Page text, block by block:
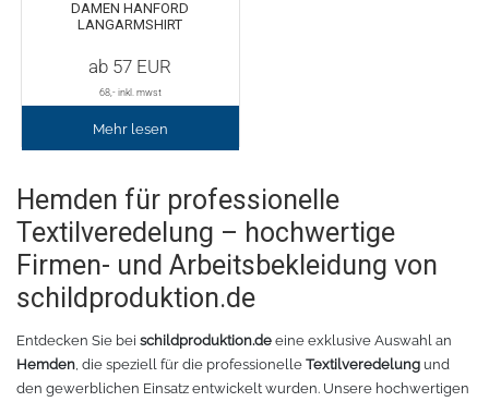
Solar Silber
Sunlight
Farbkarte
Sublimationsmedien
Filament für 3D-Druck
PLA
Zubehör Schneideplotter
Verschiedene
Tinte
Sublimationsfarbe
Solvent Tinte
Direct to Film Tinte
DAMEN HANFORD
LANGARMSHIRT
ab 57 EUR
68,- inkl. mwst
Mehr lesen
Hemden für professionelle
Textilveredelung – hochwertige
Firmen- und Arbeitsbekleidung von
schildproduktion.de
Entdecken Sie bei schildproduktion.de eine exklusive Auswahl an
Hemden , die speziell für die professionelle Textilveredelung und
den gewerblichen Einsatz entwickelt wurden. Unsere hochwertigen